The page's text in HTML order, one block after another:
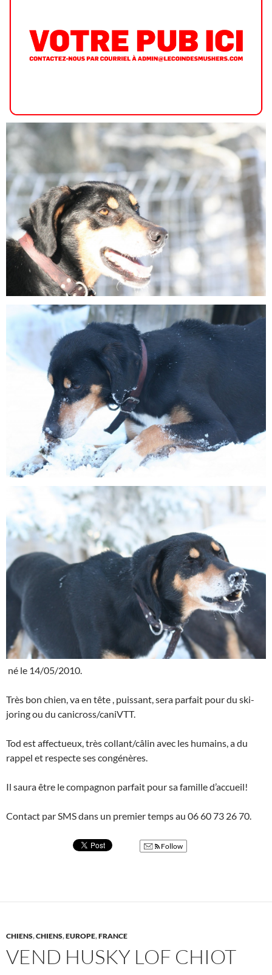
né le 14/05/2010.
Très bon chien, va en tête , puissant, sera parfait pour du ski-
joring ou du canicross/caniVTT.
Tod est affectueux, très collant/câlin avec les humains, a du
rappel et respecte ses congénères.
Il saura être le compagnon parfait pour sa famille d’accueil!
Contact par SMS dans un premier temps au 06 60 73 26 70.
Follow
CHIENS,CHIENS,EUROPE,FRANCE
VEND HUSKY LOF CHIOT